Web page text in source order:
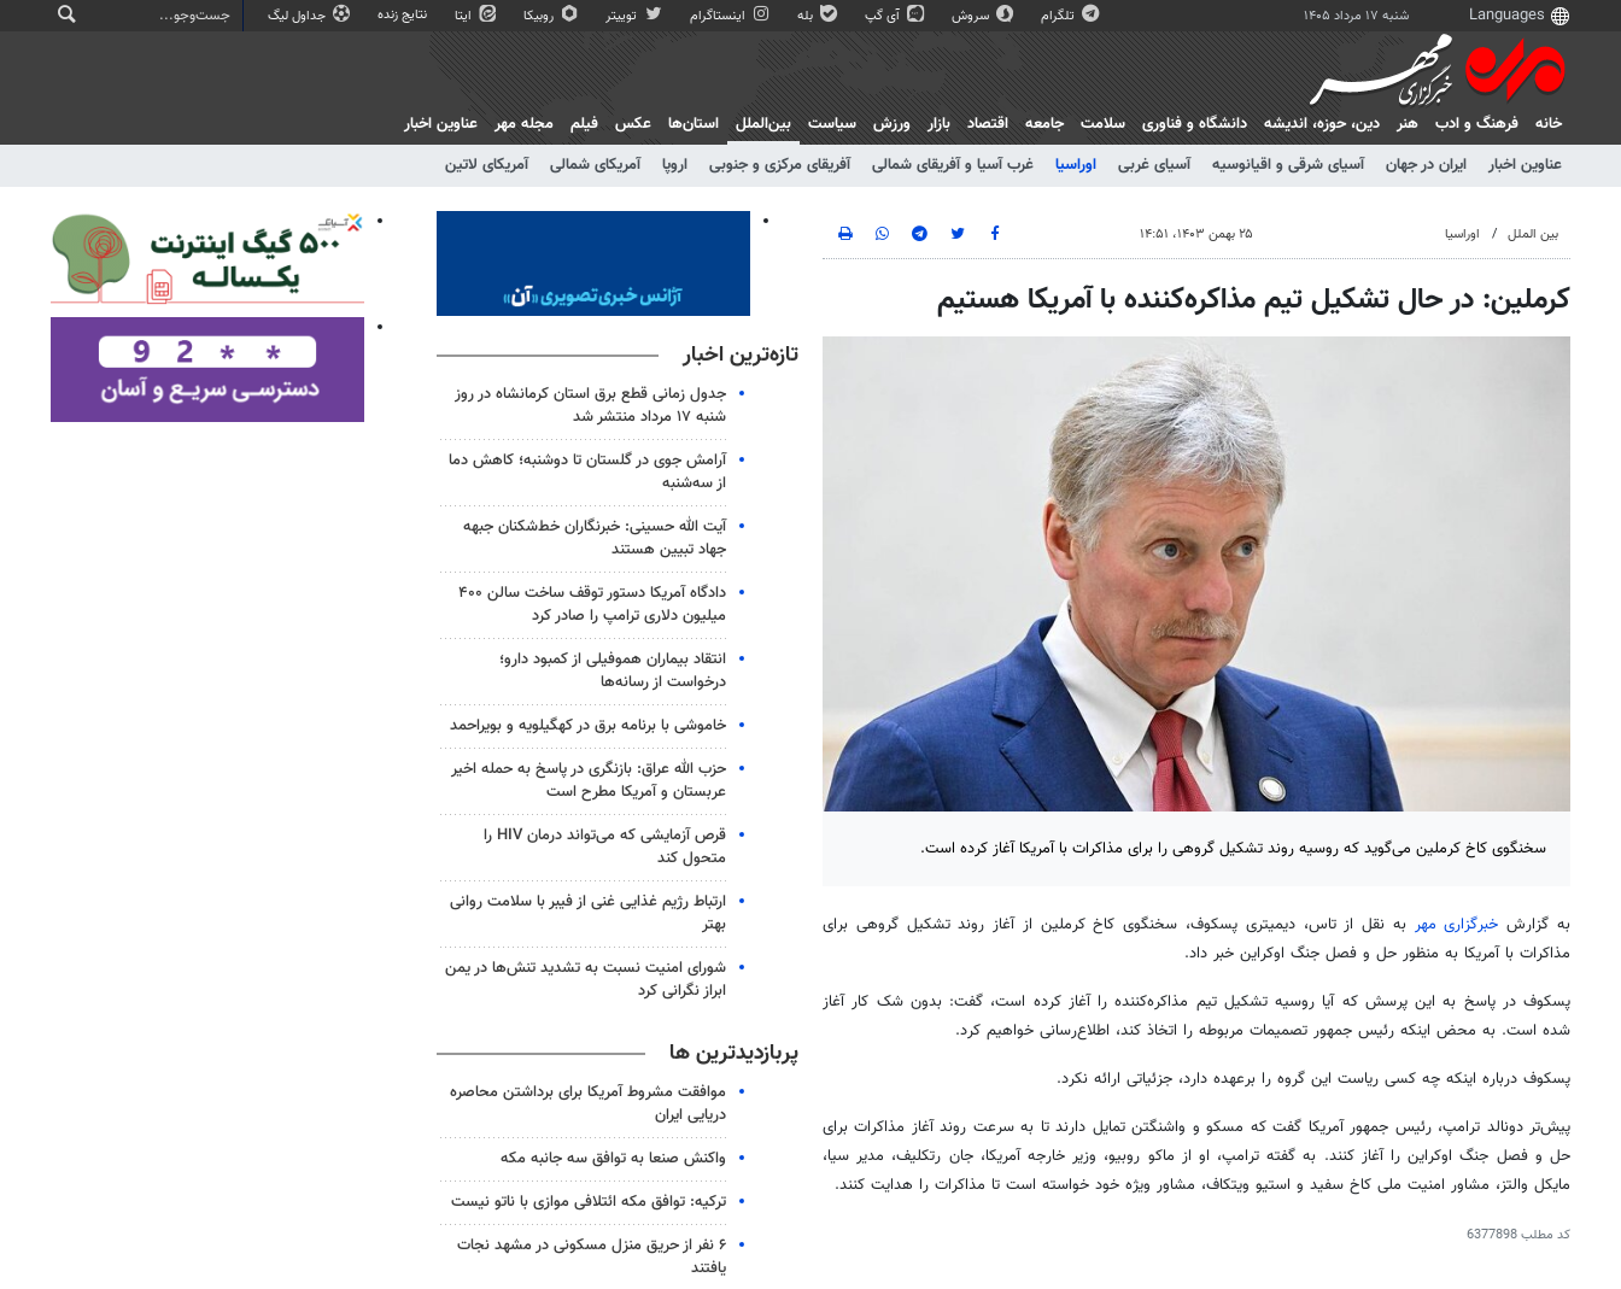
شنبه ۱۷ مرداد ۱۴۰۵ تلگرام سروش آی گپ بله اینستاگرام توییتر روبیکا ایتا نتایج زنده جداول لیگ
خانه فرهنگ و ادب هنر دين، حوزه، انديشه دانشگاه و فناوری سلامت جامعه اقتصاد بازار ورزش سیاست
بین‌الملل
عناوین اخبار
ایران در جهان آسیای شرقی و اقیانوسیه آسیای غربی اوراسیا غرب آسیا و آفریقای شمالی آفریقای مرکزی و جنوبی اروپا آمریکای شمالی آمریکای لاتین
استان‌ها عکس فیلم مجله مهر عناوین اخبار
بین الملل اوراسیا ۲۵ بهمن ۱۴۰۳، ۱۴:۵۱
کرملین: در حال تشکیل تیم مذاکره‌کننده با آمریکا هستیم
سخنگوی کاخ کرملین می‌گوید که روسیه روند تشکیل گروهی را برای مذاکرات با آمریکا آغاز کرده است.
به گزارش خبرگزاری مهر به نقل از تاس، دیمیتری پسکوف، سخنگوی کاخ کرملین از آغاز روند تشکیل گروهی برای
مذاکرات با آمریکا به منظور حل و فصل جنگ اوکراین خبر داد.
پسکوف در پاسخ به این پرسش که آیا روسیه تشکیل تیم مذاکره‌کننده را آغاز کرده است، گفت: بدون شک کار آغاز
شده است. به محض اینکه رئیس جمهور تصمیمات مربوطه را اتخاذ کند، اطلاع‌رسانی خواهیم کرد.
پسکوف درباره اینکه چه کسی ریاست این گروه را برعهده دارد، جزئیاتی ارائه نکرد.
پیش‌تر دونالد ترامپ، رئیس جمهور آمریکا گفت که مسکو و واشنگتن تمایل دارند تا به سرعت روند آغاز مذاکرات برای
حل و فصل جنگ اوکراین را آغاز کنند. به گفته ترامپ، او از ماکو روبیو، وزیر خارجه آمریکا، جان رتکلیف، مدیر سیا،
مایکل والتز، مشاور امنیت ملی کاخ سفید و استیو ویتکاف، مشاور ویژه خود خواسته است تا مذاکرات را هدایت کنند.
کد مطلب6377898
تازه‌ترین اخبار
جدول زمانی قطع برق استان کرمانشاه در روز
شنبه ۱۷ مرداد منتشر شد
آرامش جوی در گلستان تا دوشنبه؛ کاهش دما
از سه‌شنبه
آیت الله حسینی: خبرنگاران خط‌شکنان جبهه
جهاد تبیین هستند
دادگاه آمریکا دستور توقف ساخت سالن ۴۰۰
میلیون دلاری ترامپ را صادر کرد
انتقاد بیماران هموفیلی از کمبود دارو؛
درخواست از رسانه‌ها
خاموشی با برنامه برق در کهگیلویه و بویراحمد
حزب الله عراق: بازنگری در پاسخ به حمله اخیر
عربستان و آمریکا مطرح است
قرص آزمایشی که می‌تواند درمان HIV را
متحول کند
ارتباط رژیم غذایی غنی از فیبر با سلامت روانی
بهتر
شورای امنیت نسبت به تشدید تنش‌ها در یمن
ابراز نگرانی کرد
پربازدیدترین ها
موافقت مشروط آمریکا برای برداشتن محاصره
دریایی ایران
واکنش صنعا به توافق سه جانبه مکه
ترکیه: توافق مکه ائتلافی موازی با ناتو نیست
۶ نفر از حریق منزل مسکونی در مشهد نجات
یافتند